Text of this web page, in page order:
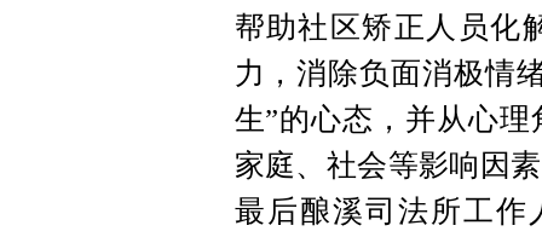
帮助社区矫正人员化
力，消除负面消极情
生”的心态，并从心
家庭、社会等影响因
最后酿溪司法所工作